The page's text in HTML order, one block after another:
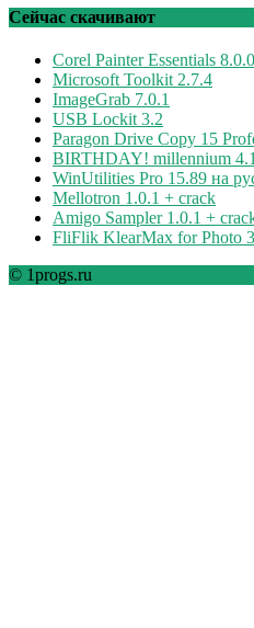
рубрикам
Сейчас скачивают
Corel Painter Essentials
Microsoft Toolkit 2.7.4
ImageGrab 7.0.1
USB Lockit 3.2
Paragon Drive Copy 15
BIRTHDAY! millennium
WinUtilities Pro 15.89 на
Mellotron 1.0.1 + crack
Amigo Sampler 1.0.1 +
FliFlik KlearMax for Photo
© 1progs.ru